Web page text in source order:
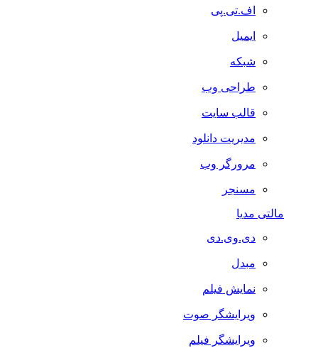
اف.تی.پی
ایمیل
شبکه
طراحی وب
قالب سایت
مدیریت دانلود
مرورگر وب
مسنجر
مالتی مدیا
دی.وی.دی
مبدل
نمایش فیلم
ویرایشگر صوت
ویرایشگر فیلم